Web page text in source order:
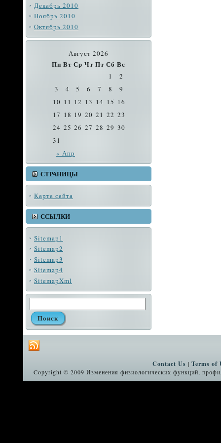
Декабрь 2010
Ноябрь 2010
Октябрь 2010
Август 2026
Пн Вт Ср Чт Пт Сб Вс
« Апр
1
2
3
4 5 6 7 8
9
10 11 12 13 14 15 16
17 18 19 20 21 22 23
24 25 26 27 28 29 30
31
СТРАНИЦЫ
Карта сайта
ССЫЛКИ
Sitemap1
Sitemap2
Sitemap3
Sitemap4
SitemapXml
Contact Us | Terms of
Copyright © 2009 Изменения физиологических функций,